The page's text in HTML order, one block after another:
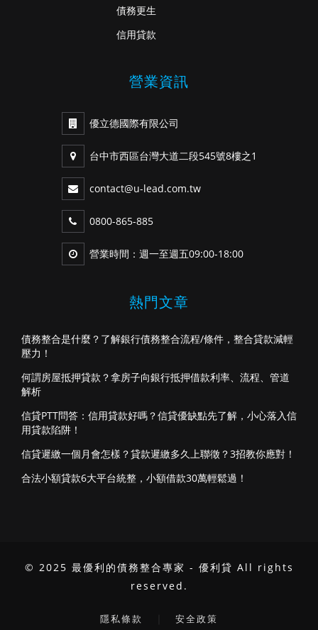
債務更生
信用貸款
營業資訊
優立德國際有限公司
台中市西區台灣大道二段545號8樓之1
contact@u-lead.com.tw
0800-865-885
營業時間：週一至週五09:00-18:00
熱門文章
債務整合是什麼？了解銀行債務整合流程/條件，整合貸款減輕
壓力！
何謂房屋抵押貸款？拿房子向銀行抵押借款利率、流程、管道
解析
信貸PTT問答：信用貸款好嗎？信貸優缺點先了解，小心落入信
用貸款陷阱！
信貸遲繳一個月會怎樣？貸款遲繳多久上聯徵？3招教你應對！
合法小額貸款6大平台統整，小額借款30萬輕鬆過！
© 2025 最優利的債務整合專家 - 優利貸 All rights
reserved.
隱私條款 安全政策